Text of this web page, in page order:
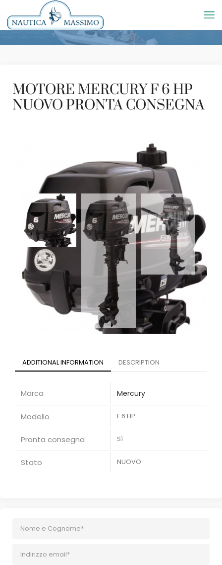
MOTORE MERCURY F 6 HP
NUOVO PRONTA CONSEGNA
ADDITIONAL INFORMATION DESCRIPTION
Marca Mercury
Modello F 6 HP
Pronta consegna Sì
Stato NUOVO